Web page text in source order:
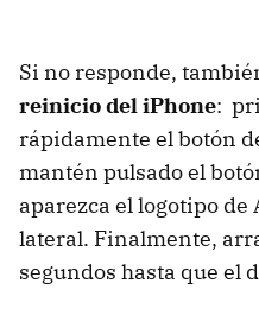
Si no responde,
reinicio del iPhone:
rápidamente el botón
mantén pulsado el
aparezca el logotipo de
lateral. Finalmente,
segundos hasta que el